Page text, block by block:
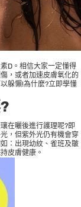
D。相信大家一定懂得
，或者加速皮膚氧化的
躲懶!為什麼?立即學懂
在曬後進行護理呢?即
，但紫外光仍有機會穿
：出現幼紋、雀班及皺
皮膚健康。